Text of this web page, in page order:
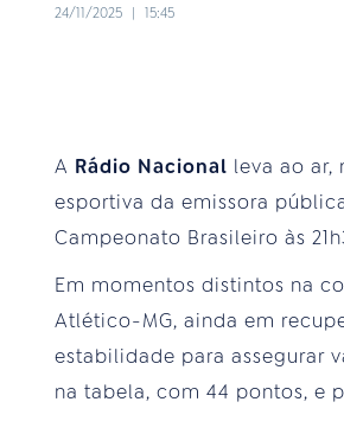
24/11/2025 | 15:45
A Rádio Nacional leva ao ar,
esportiva da emissora
Campeonato Brasileiro às
Em momentos distintos na
Atlético-MG, ainda em
estabilidade para assegurar
na tabela, com 44 pontos, e